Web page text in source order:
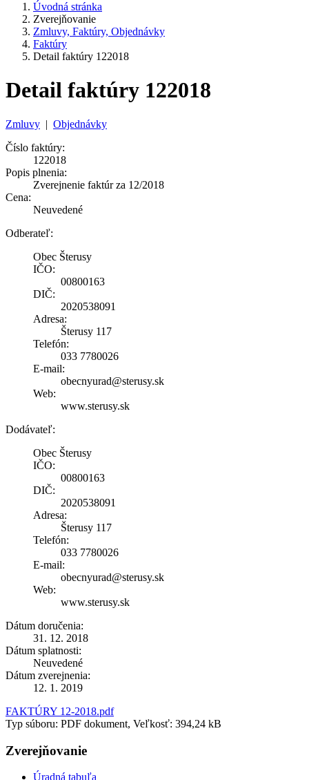
Úvodná stránka
Zverejňovanie
Zmluvy, Faktúry, Objednávky
Faktúry
Detail faktúry 122018
Detail faktúry 122018
Zmluvy | Objednávky
Číslo faktúry:
122018
Popis plnenia:
Zverejnenie faktúr za 12/2018
Cena:
Neuvedené
Odberateľ:
Obec Šterusy
IČO:
00800163
DIČ:
2020538091
Adresa:
Šterusy 117
Telefón:
033 7780026
E-mail:
obecnyurad@sterusy.sk
Web:
www.sterusy.sk
Dodávateľ:
Obec Šterusy
IČO:
00800163
DIČ:
2020538091
Adresa:
Šterusy 117
Telefón:
033 7780026
E-mail:
obecnyurad@sterusy.sk
Web:
www.sterusy.sk
Dátum doručenia:
31. 12. 2018
Dátum splatnosti:
Neuvedené
Dátum zverejnenia:
12. 1. 2019
FAKTÚRY 12-2018.pdf
Typ súboru: PDF dokument, Veľkosť: 394,24 kB
Zverejňovanie
Úradná tabuľa